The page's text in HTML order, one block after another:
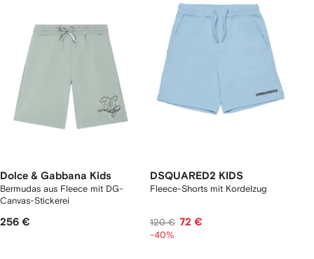
Dolce & Gabbana Kids
Bermudas aus Fleece mit DG-
Canvas-Stickerei
256 €
DSQUARED2 KIDS
Fleece-Shorts mit Kordelzug
120 € 72 €
-40%